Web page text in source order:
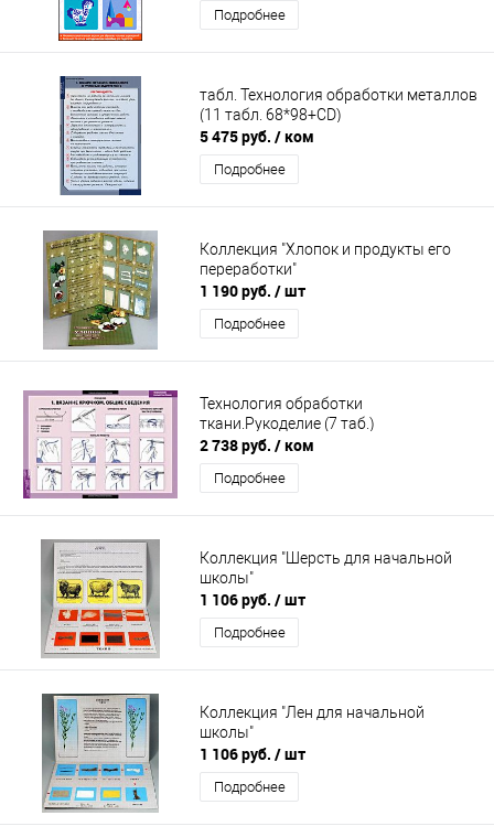
Подробнее
табл. Технология обработки металлов
(11 табл. 68*98+CD)
5 475 руб. / ком
Подробнее
Коллекция "Хлопок и продукты его
переработки"
1 190 руб. / шт
Подробнее
Технология обработки
ткани.Рукоделие (7 таб.)
2 738 руб. / ком
Подробнее
Коллекция "Шерсть для начальной
школы"
1 106 руб. / шт
Подробнее
Коллекция "Лен для начальной
школы"
1 106 руб. / шт
Подробнее